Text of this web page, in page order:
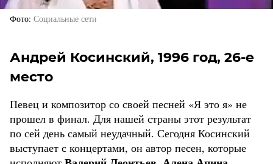
Фото Социальные сети
Андрей Косинский, 1996 год, 26-е
место
Певец и композитор со своей песней «Я это я» не
прошел в финал. Для нашей страны этот результат
по сей день самый неудачный. Сегодня Косинский
выступает с концертами, он автор песен, которые